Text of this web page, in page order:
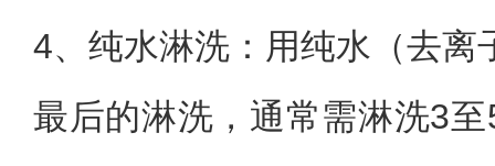
4、 纯水淋洗：用纯水（去离
最后的淋洗，通常需淋洗3